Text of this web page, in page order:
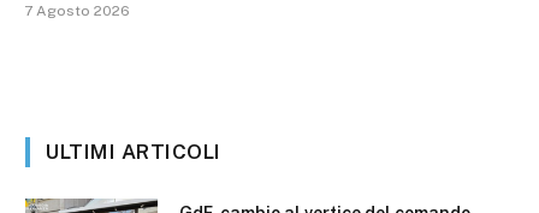
7 Agosto 2026
ULTIMI ARTICOLI